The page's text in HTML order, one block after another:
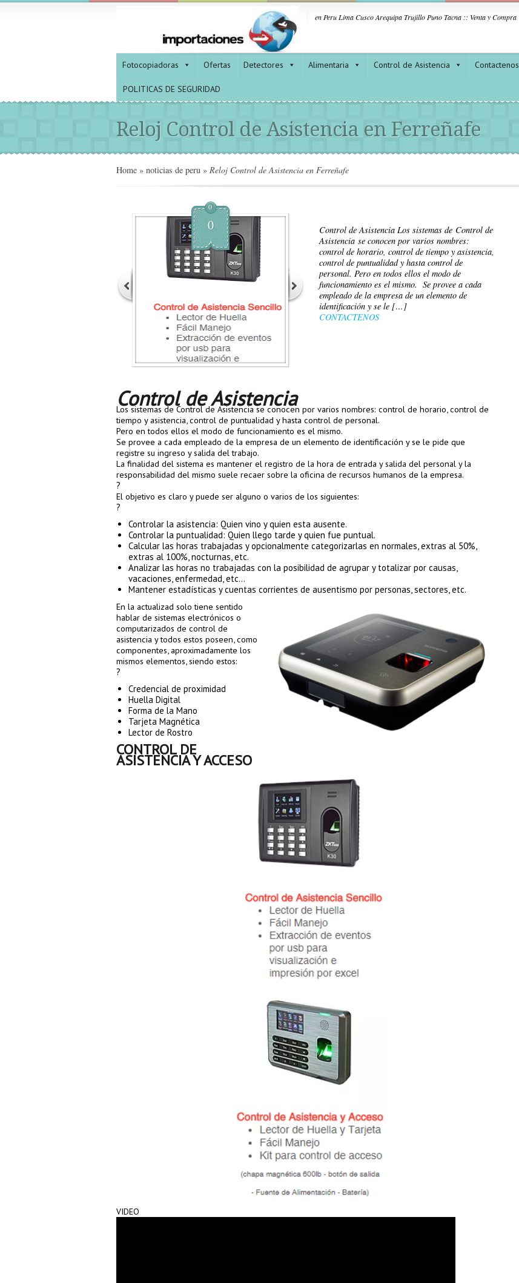
en Peru Lima Cusco Arequipa Trujillo Puno Tacna :: Venta y Compra
Fotocopiadoras Ofertas Detectores Alimentaria Control de Asistencia Contactenos
POLITICAS DE SEGURIDAD
Reloj Control de Asistencia en Ferreñafe
Home » noticias de peru » Reloj Control de Asistencia en Ferreñafe
0
0
Control de Asistencia Los sistemas de Control de
Asistencia se conocen por varios nombres:
control de horario, control de tiempo y asistencia,
control de puntualidad y hasta control de
personal. Pero en todos ellos el modo de
funcionamiento es el mismo. Se provee a cada
empleado de la empresa de un elemento de
identificación y se le […]
CONTACTENOS
Control de Asistencia
Los sistemas de Control de Asistencia se conocen por varios nombres: control de horario, control de
tiempo y asistencia, control de puntualidad y hasta control de personal.
Pero en todos ellos el modo de funcionamiento es el mismo.
Se provee a cada empleado de la empresa de un elemento de identificación y se le pide que
registre su ingreso y salida del trabajo.
La finalidad del sistema es mantener el registro de la hora de entrada y salida del personal y la
responsabilidad del mismo suele recaer sobre la oficina de recursos humanos de la empresa.
?
El objetivo es claro y puede ser alguno o varios de los siguientes:
?
Controlar la asistencia: Quien vino y quien esta ausente.
Controlar la puntualidad: Quien llego tarde y quien fue puntual.
Calcular las horas trabajadas y opcionalmente categorizarlas en normales, extras al 50%,
extras al 100%, nocturnas, etc.
Analizar las horas no trabajadas con la posibilidad de agrupar y totalizar por causas,
vacaciones, enfermedad, etc…
Mantener estadísticas y cuentas corrientes de ausentismo por personas, sectores, etc.
En la actualizad solo tiene sentido
hablar de sistemas electrónicos o
computarizados de control de
asistencia y todos estos poseen, como
componentes, aproximadamente los
mismos elementos, siendo estos:
?
Credencial de proximidad
Huella Digital
Forma de la Mano
Tarjeta Magnética
Lector de Rostro
CONTROL DE
ASISTENCIA Y ACCESO
VIDEO